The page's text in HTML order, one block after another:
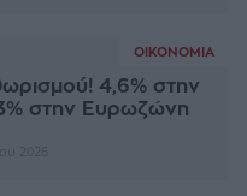
ΟΙΚΟΝΟΜΊΑ
4,6% στην
στην Ευρωζώνη